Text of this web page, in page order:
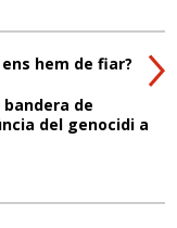
hem de fiar?
bandera de
del genocidi a